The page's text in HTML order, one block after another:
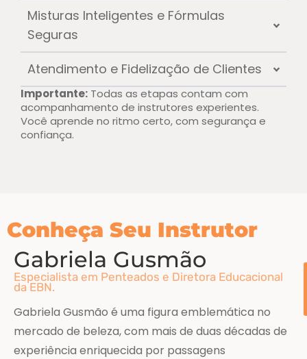
Misturas Inteligentes e Fórmulas
Seguras
Atendimento e Fidelização de Clientes
Importante: Todas as etapas contam com
acompanhamento de instrutores experientes.
Você aprende no ritmo certo, com segurança e
confiança.
Conheça Seu Instrutor
Gabriela Gusmão
Especialista em Penteados e Diretora Educacional
da EBN.
Gabriela Gusmão é uma figura emblemática no
mercado de beleza, com mais de duas décadas de
experiência enriquecida por passagens